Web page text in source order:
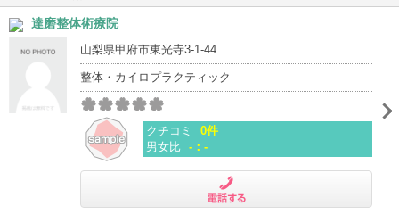
ホームペ
ージ
動画 写真 女医 駐車場
クレジッ
入院 予約 急患
達磨整体術療院
山梨県甲府市東光寺3-1-44
整体・カイロプラクティック
クチコミ
0件
男女比 -：-